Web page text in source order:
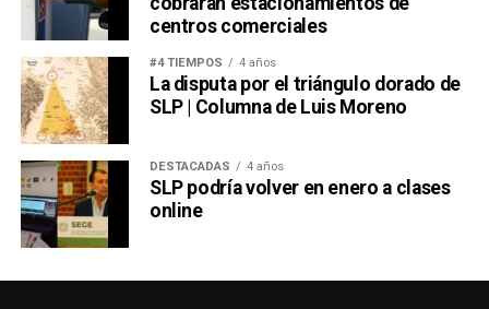
centros comerciales
#4 TIEMPOS 4 años
La disputa por el triángulo dorado de
SLP | Columna de Luis Moreno
DESTACADAS 4 años
SLP podría volver en enero a clases
online